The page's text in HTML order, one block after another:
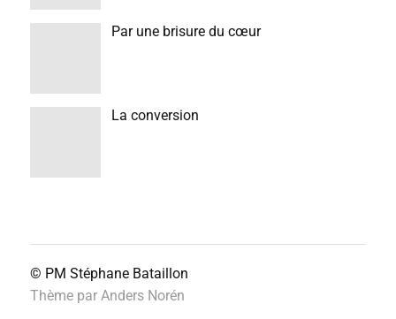
Par une brisure du cœur
La conversion
© PM Stéphane Bataillon
Thème par Anders Norén